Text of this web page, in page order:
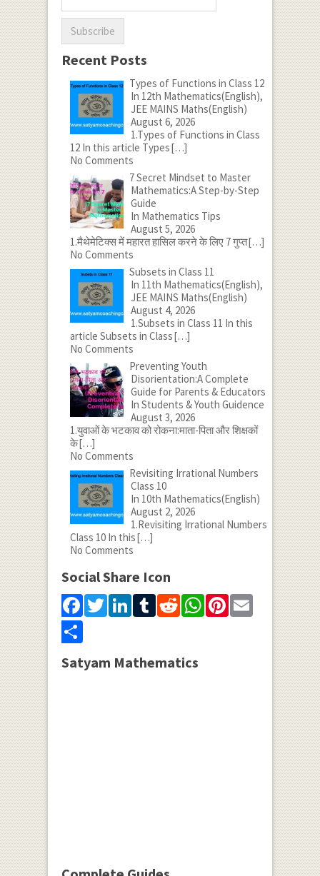
Recent Posts
Types of Functions in Class 12
In 12th Mathematics(English),
JEE MAINS Maths(English)
August 6, 2026
1.Types of Functions in Class
12 In this article Types[…]
No Comments
7 Secret Mindset to Master
Mathematics:A Step-by-Step
Guide
In Mathematics Tips
August 5, 2026
1.मैथेमेटिक्स में महारत हासिल करने के लिए 7 गुप्त[…]
No Comments
Subsets in Class 11
In 11th Mathematics(English),
JEE MAINS Maths(English)
August 4, 2026
1.Subsets in Class 11 In this
article Subsets in Class[…]
No Comments
Preventing Youth
Disorientation:A Complete
Guide for Parents & Educators
In Students & Youth Guidence
August 3, 2026
1.युवाओं के भटकाव को रोकना:माता-पिता और शिक्षकों
के[…]
No Comments
Revisiting Irrational Numbers
Class 10
In 10th Mathematics(English)
August 2, 2026
1.Revisiting Irrational Numbers
Class 10 In this[…]
No Comments
Social Share Icon
Facebook
Twitter
LinkedIn
Tumblr
Reddit
WhatsApp
Pinterest
Email
Share
Satyam Mathematics